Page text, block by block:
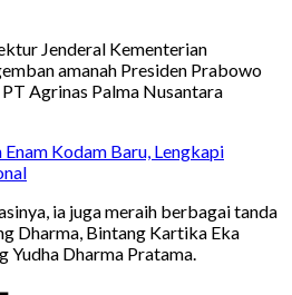
Jenderal Kementerian
amanah Presiden Prabowo
Agrinas Palma Nusantara
Kodam Baru, Lengkapi
ia juga meraih berbagai tanda
Dharma, Bintang Kartika Eka
Yudha Dharma Pratama.